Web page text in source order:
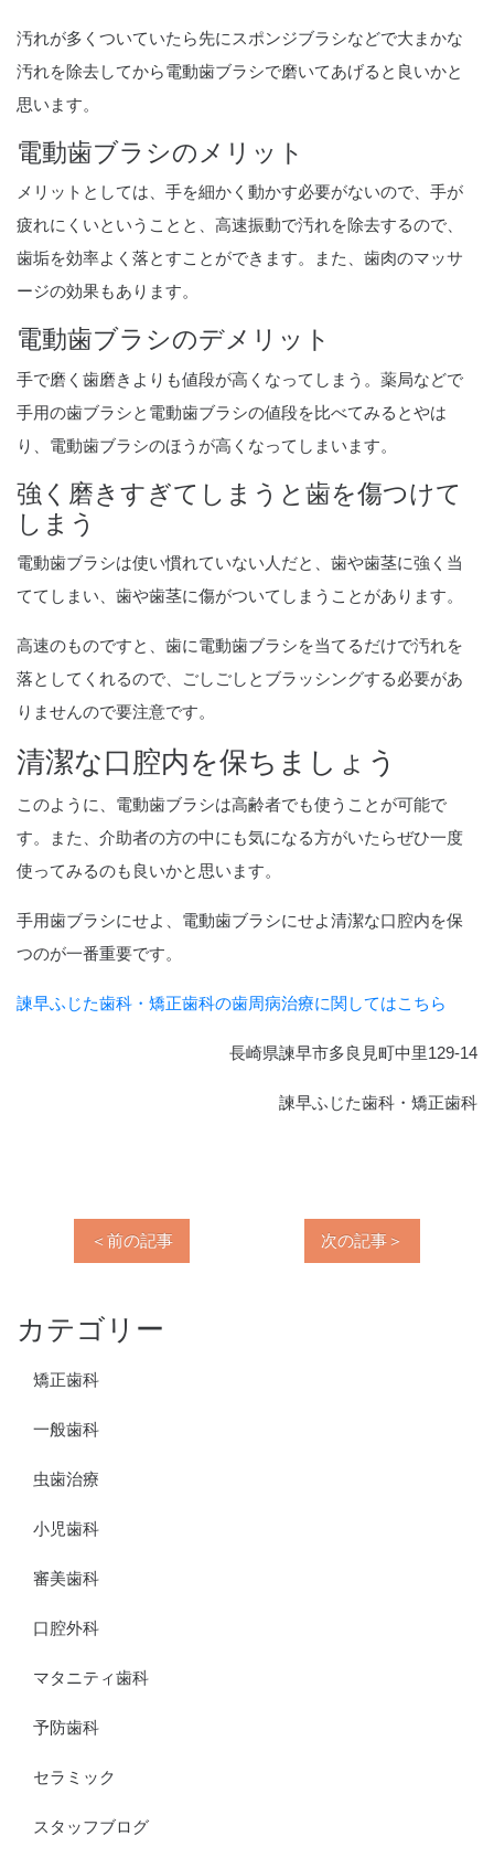
汚れが多くついていたら先にスポンジブラシなどで大まかな
汚れを除去してから電動歯ブラシで磨いてあげると良いかと
思います。
電動歯ブラシのメリット
メリットとしては、手を細かく動かす必要がないので、手が
疲れにくいということと、高速振動で汚れを除去するので、
歯垢を効率よく落とすことができます。また、歯肉のマッサ
ージの効果もあります。
電動歯ブラシのデメリット
手で磨く歯磨きよりも値段が高くなってしまう。薬局などで
手用の歯ブラシと電動歯ブラシの値段を比べてみるとやは
り、電動歯ブラシのほうが高くなってしまいます。
強く磨きすぎてしまうと歯を傷つけて
しまう
電動歯ブラシは使い慣れていない人だと、歯や歯茎に強く当
ててしまい、歯や歯茎に傷がついてしまうことがあります。
高速のものですと、歯に電動歯ブラシを当てるだけで汚れを
落としてくれるので、ごしごしとブラッシングする必要があ
りませんので要注意です。
清潔な口腔内を保ちましょう
このように、電動歯ブラシは高齢者でも使うことが可能で
す。また、介助者の方の中にも気になる方がいたらぜひ一度
使ってみるのも良いかと思います。
手用歯ブラシにせよ、電動歯ブラシにせよ清潔な口腔内を保
つのが一番重要です。
諫早ふじた歯科・矯正歯科の歯周病治療に関してはこちら
長崎県諫早市多良見町中里129-14
諫早ふじた歯科・矯正歯科
＜前の記事 次の記事＞
カテゴリー
矯正歯科
一般歯科
虫歯治療
小児歯科
審美歯科
口腔外科
マタニティ歯科
予防歯科
セラミック
スタッフブログ